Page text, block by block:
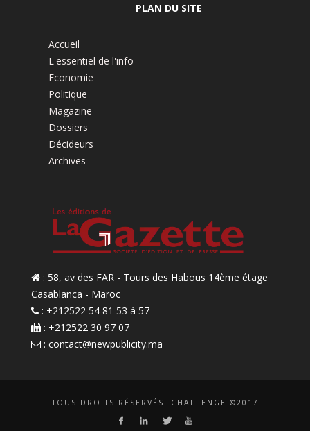
PLAN DU SITE
Accueil
L'essentiel de l'info
Economie
Politique
Magazine
Dossiers
Décideurs
Archives
: 58, av des FAR - Tours des Habous 14ème étage
Casablanca - Maroc
: +212522 54 81 53 à 57
: +212522 30 97 07
: contact@newpublicity.ma
TOUS DROITS RÉSERVÉS. CHALLENGE ©2017